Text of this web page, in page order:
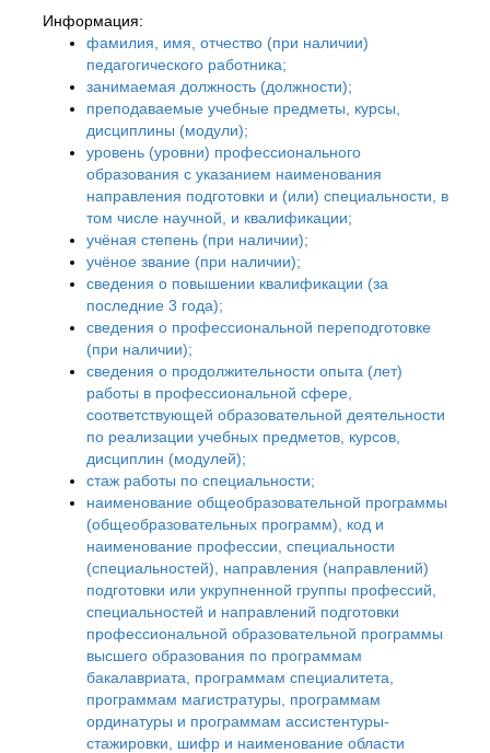
Информация:
фамилия, имя, отчество (при наличии)
педагогического работника;
занимаемая должность (должности);
преподаваемые учебные предметы, курсы,
дисциплины (модули);
уровень (уровни) профессионального
образования с указанием наименования
направления подготовки и (или) специальности, в
том числе научной, и квалификации;
учёная степень (при наличии);
учёное звание (при наличии);
сведения о повышении квалификации (за
последние 3 года);
сведения о профессиональной переподготовке
(при наличии);
сведения о продолжительности опыта (лет)
работы в профессиональной сфере,
соответствующей образовательной деятельности
по реализации учебных предметов, курсов,
дисциплин (модулей);
стаж работы по специальности;
наименование общеобразовательной программы
(общеобразовательных программ), код и
наименование профессии, специальности
(специальностей), направления (направлений)
подготовки или укрупненной группы профессий,
специальностей и направлений подготовки
профессиональной образовательной программы
высшего образования по программам
бакалавриата, программам специалитета,
программам магистратуры, программам
ординатуры и программам ассистентуры-
стажировки, шифр и наименование области